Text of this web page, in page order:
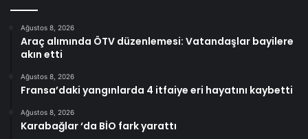
Ağustos 8, 2026
Araç alımında ÖTV düzenlemesi: Vatandaşlar bayilere
akın etti
Ağustos 8, 2026
Fransa’daki yangınlarda 4 itfaiye eri hayatını kaybetti
Ağustos 8, 2026
Karabağlar ‘da BİO fark yarattı